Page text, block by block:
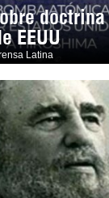
EEUU
Latina